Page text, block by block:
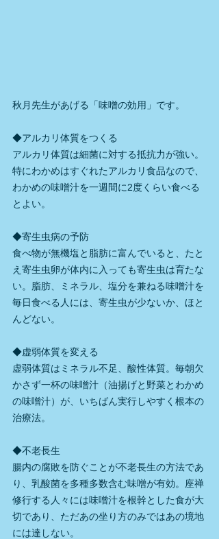
秋月先生があげる「味噌の効用」です。
◆アルカリ体質をつくる
アルカリ体質は細菌に対する抵抗力が強い。
特にわかめはすぐれたアルカリ食品なので、
わかめの味噌汁を一週間に2度くらい食べる
とよい。
◆寄生虫病の予防
食べ物が無機塩と脂肪に富んでいると、たと
え寄生虫卵が体内に入っても寄生虫は育たな
い。脂肪、ミネラル、塩分を兼ねる味噌汁を
毎日食べる人には、寄生虫が少ないか、ほと
んどない。
◆虚弱体質を変える
虚弱体質はミネラル不足、酸性体質。毎朝欠
かさず一杯の味噌汁（油揚げと野菜とわかめ
の味噌汁）が、いちばん実行しやすく根本の
治療法。
◆不老長生
腸内の腐敗を防ぐことが不老長生の方法であ
り、乳酸菌を多種多数含む味噌が有効。座禅
修行する人々には味噌汁を根幹とした食が大
切であり、ただあの坐り方のみではあの境地
には達しない。